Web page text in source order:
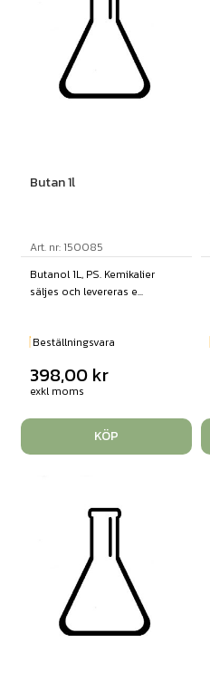
Butan 1l
Art. nr: 150085
Butanol 1L, PS. Kemikalier
säljes och levereras e...
Beställningsvara
398,00 kr
exkl moms
KÖP